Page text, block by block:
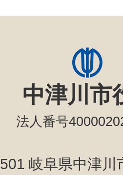
中津川市
法人番号
岐阜県中津